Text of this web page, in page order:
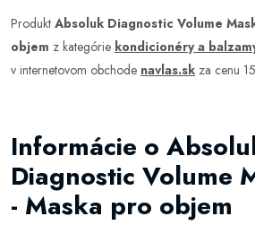
Produkt Absoluk Diagnostic Volume
objem z kategórie kondicionéry a
v internetovom obchode navlas.sk za cenu
Informácie o
Diagnostic Volume
- Maska pro objem